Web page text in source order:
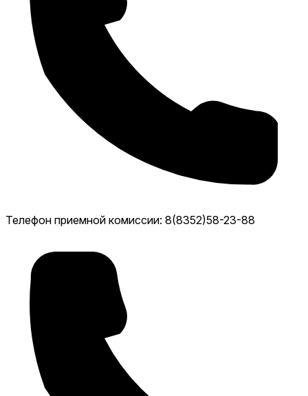
Телефон приемной комиссии: 8(8352)58-23-88